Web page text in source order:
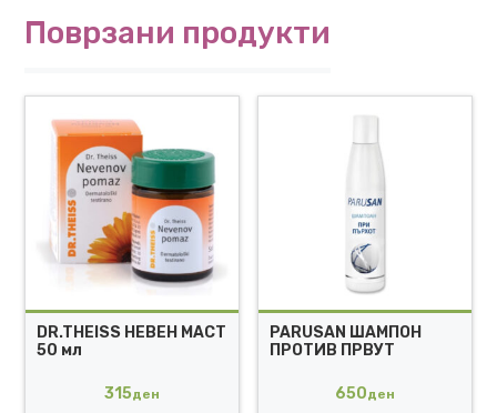
Поврзани продукти
DR.THEISS НЕВЕН МАСТ
50 мл
315ден
PARUSAN ШАМПОН
ПРОТИВ ПРВУТ
650ден